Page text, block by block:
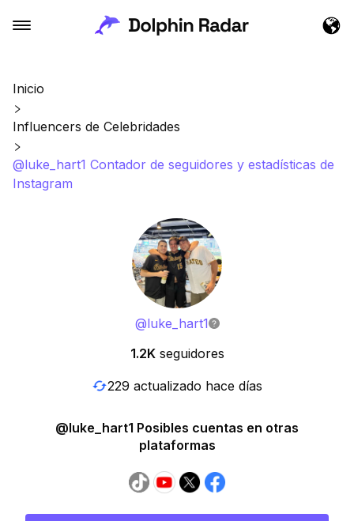
Inicio
Influencers de Celebridades
@luke_hart1 Contador de seguidores y estadísticas de
Instagram
@luke_hart1
1.2K seguidores
229 actualizado hace días
@luke_hart1 Posibles cuentas en otras
plataformas